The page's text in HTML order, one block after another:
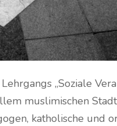
„Soziale
muslimischen
katholische und